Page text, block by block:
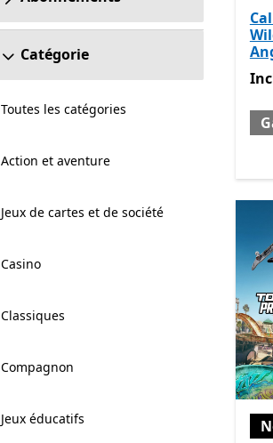
Catégorie
Toutes les catégories
Action et aventure
Jeux de cartes et de société
Casino
Classiques
Compagnon
Jeux éducatifs